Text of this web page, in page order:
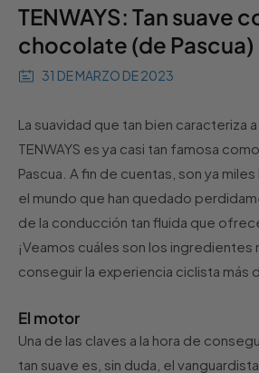
TENWAYS: Tan suave
chocolate (de Pascua)
31 DE MARZO DE 2023
La suavidad que tan bien caracteriza
TENWAYS es ya casi tan famosa
Pascua. A fin de cuentas, son ya
el mundo que han quedado
de la conducción tan fluida que
¡Veamos cuáles son los ingredientes
conseguir la experiencia ciclista más
El motor
Una de las claves a la hora de
tan suave es, sin duda, el